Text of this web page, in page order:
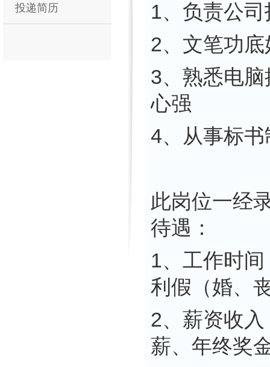
投递简历
1、负责公
2、文笔功
3、熟悉电
心强
4、从事标
此岗位一经
待遇：
1、工作时
利假（婚、
2、薪资收
薪、年终奖